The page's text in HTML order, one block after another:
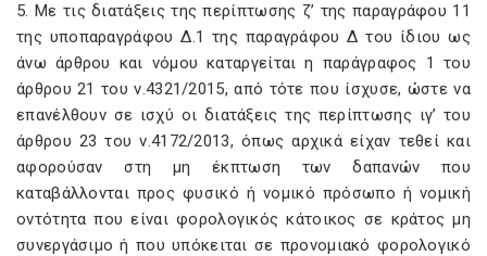
5. Με τις διατάξεις της περίπτωσης ζ’ της παραγράφου 11
της υποπαραγράφου Δ.1 της παραγράφου Δ του ίδιου ως
άνω άρθρου και νόμου καταργείται η παράγραφος 1 του
άρθρου 21 του ν.4321/2015, από τότε που ίσχυσε, ώστε να
επανέλθουν σε ισχύ οι διατάξεις της περίπτωσης ιγ’ του
άρθρου 23 του ν.4172/2013, όπως αρχικά είχαν τεθεί και
αφορούσαν στη μη έκπτωση των δαπανών που
καταβάλλονται προς φυσικό ή νομικό πρόσωπο ή νομική
οντότητα που είναι φορολογικός κάτοικος σε κράτος μη
συνεργάσιμο ή που υπόκειται σε προνομιακό φορολογικό